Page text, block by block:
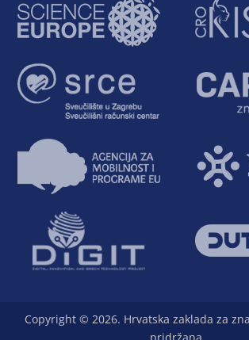
Copyright © 2026. Hrvatska zaklada za